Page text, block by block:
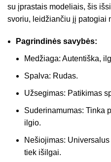
su įprastais modeliais, šis
svoriu, leidžiančiu jį patogiai
Pagrindinės savybės:
Medžiaga: Autentiška,
Spalva: Rudas.
Užsegimas: Patikimas
Suderinamumas: Tinka
ilgio.
Nešiojimas:
tiek išilgai.